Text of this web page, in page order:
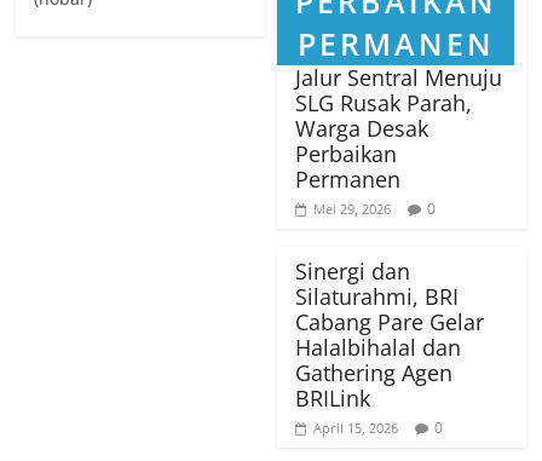
Jalur Sentral Menuju
SLG Rusak Parah,
Warga Desak
Perbaikan
Permanen
Mei 29, 2026 0
Sinergi dan
Silaturahmi, BRI
Cabang Pare Gelar
Halalbihalal dan
Gathering Agen
BRILink
April 15, 2026 0